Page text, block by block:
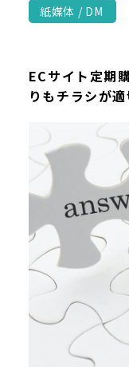
紙媒体 / DM
ECサイト定期
りもチラシが